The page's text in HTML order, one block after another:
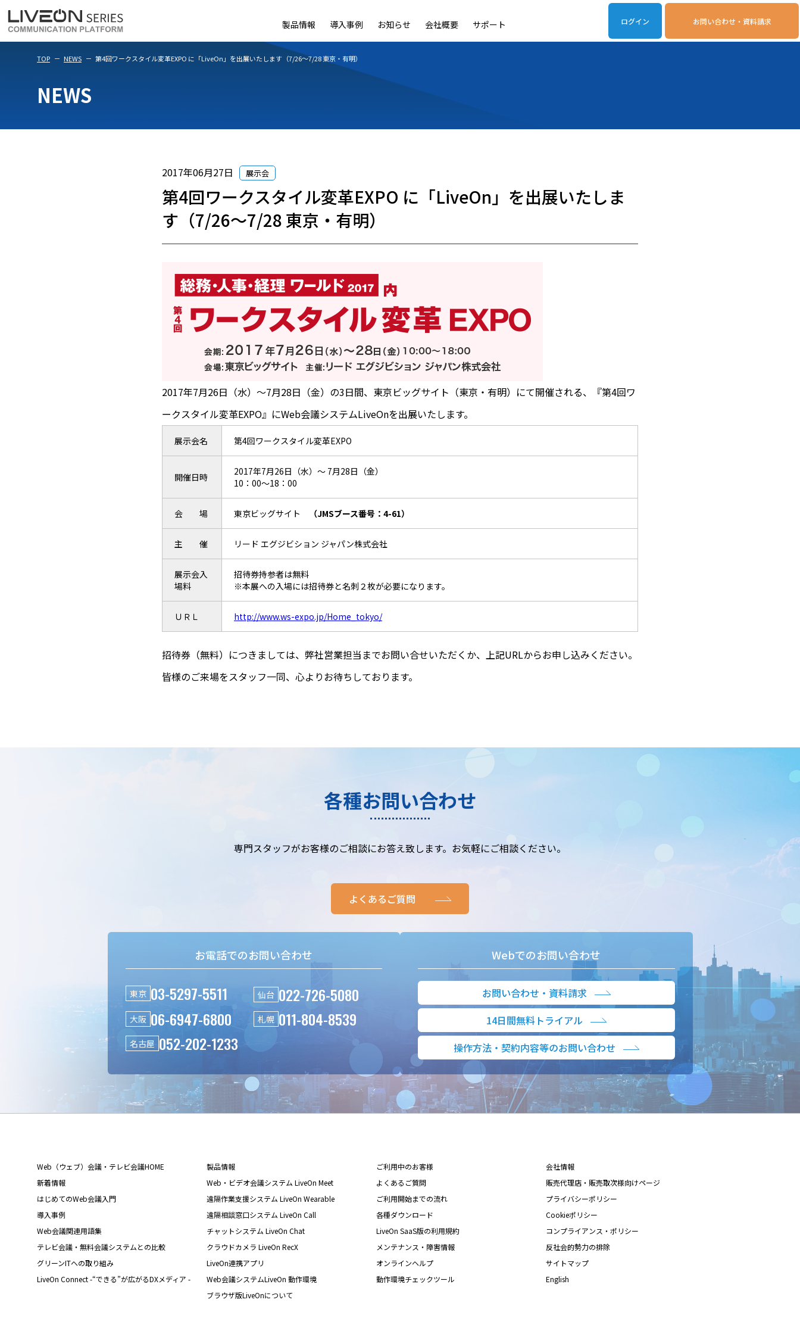
ログイン お問い合わせ・資料請求
製品情報
LiveOn Meet LiveOn WearableLiveOn NanoLiveOn Call
導入事例 お知らせ 会社概要 サポート
TOP NEWS 第4回ワークスタイル変革EXPO に「LiveOn」を出展いたします（7/26～7/28 東京・有明）
NEWS
2017年06月27日 展示会
第4回ワークスタイル変革EXPO に「LiveOn」を出展いたしま
す（7/26～7/28 東京・有明）
2017年7月26日（水）～7月28日（金）の3日間、東京ビッグサイト（東京・有明）にて開催される、『第4回ワ
ークスタイル変革EXPO』にWeb会議システムLiveOnを出展いたします。
展示会名 第4回ワークスタイル変革EXPO
開催日時
2017年7月26日（水）～ 7月28日（金）
10：00～18：00
会 場 東京ビッグサイト （JMSブース番号：4-61）
主 催 リード エグジビション ジャパン株式会社
展示会入
場料
招待券持参者は無料
※本展への入場には招待券と名刺２枚が必要になります。
ＵＲＬ http://www.ws-expo.jp/Home_tokyo/
招待券（無料）につきましては、弊社営業担当までお問い合せいただくか、上記URLからお申し込みください。
皆様のご来場をスタッフ一同、心よりお待ちしております。
各種お問い合わせ
専門スタッフがお客様のご相談にお答え致します。お気軽にご相談ください。
よくあるご質問
お電話でのお問い合わせ
東京 03-5297-5511 仙台 022-726-5080
大阪 06-6947-6800 札幌 011-804-8539
名古屋 052-202-1233
Webでのお問い合わせ
お問い合わせ・資料請求
14日間無料トライアル
操作方法・契約内容等のお問い合わせ
Web（ウェブ）会議・テレビ会議HOME
新着情報
はじめてのWeb会議入門
導入事例
Web会議関連用語集
テレビ会議・無料会議システムとの比較
グリーンITへの取り組み
LiveOn Connect -“できる”が広がるDXメディア -
製品情報
Web・ビデオ会議システム LiveOn Meet
遠隔作業支援システム LiveOn Wearable
遠隔相談窓口システム LiveOn Call
チャットシステム LiveOn Chat
クラウドカメラ LiveOn RecX
LiveOn連携アプリ
Web会議システムLiveOn 動作環境
ブラウザ版LiveOnについて
ご利用中のお客様
よくあるご質問
ご利用開始までの流れ
各種ダウンロード
LiveOn SaaS版の利用規約
メンテナンス・障害情報
オンラインヘルプ
動作環境チェックツール
会社情報
販売代理店・販売取次様向けページ
プライバシーポリシー
Cookieポリシー
コンプライアンス・ポリシー
反社会的勢力の排除
サイトマップ
English